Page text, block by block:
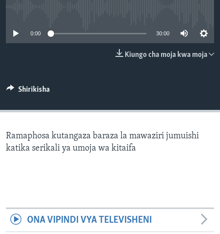
0:00 30:00
Kiungo cha moja kwa moja
Shirikisha
Ramaphosa kutangaza baraza la mawaziri jumuishi
katika serikali ya umoja wa kitaifa
ONA VIPINDI VYA TELEVISHENI